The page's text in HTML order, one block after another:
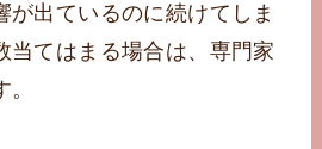
が出ているのに続けてしま
てはまる場合は、専門家